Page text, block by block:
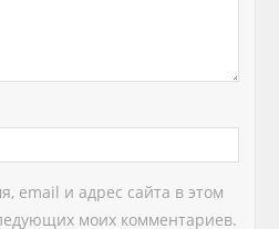
email и адрес сайта в этом
моих комментариев.